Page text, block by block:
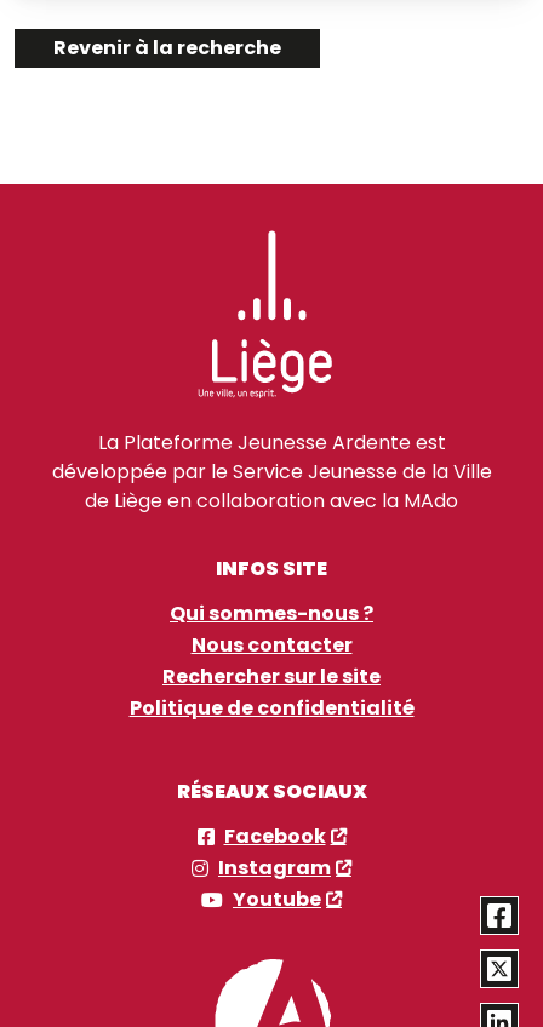
Revenir à la recherche
La Plateforme Jeunesse Ardente est
développée par le Service Jeunesse de la Ville
de Liège en collaboration avec la MAdo
INFOS SITE
Qui sommes-nous ?
Nous contacter
Rechercher sur le site
Politique de confidentialité
RÉSEAUX SOCIAUX
Facebook
Instagram
Youtube